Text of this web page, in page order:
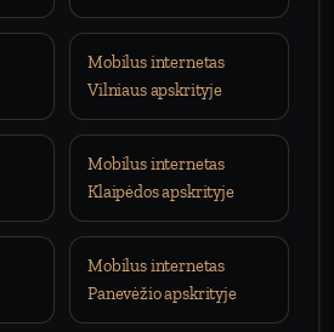
Mobilus internetas
Vilniaus apskrityje
Mobilus internetas
Klaipėdos apskrityje
Mobilus internetas
Panevėžio apskrityje